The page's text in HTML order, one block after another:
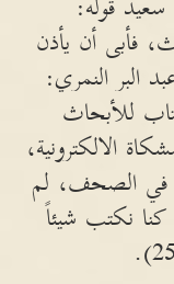
فأبى أن يأذن
بن عبد البر النمري:
للأبحاث
الالكترونية،
في الصحف، لم
نكتب شيئاً